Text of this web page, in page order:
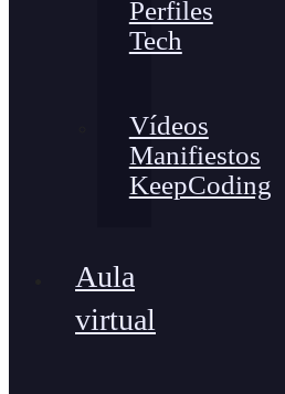
Perfiles
Tech
Vídeos
Manifiestos
KeepCoding
Aula
virtual